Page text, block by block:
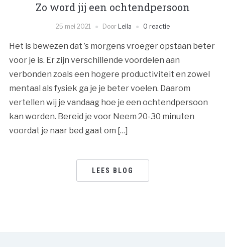
Zo word jij een ochtendpersoon
25 mei 2021 Door Leila 0 reactie
Het is bewezen dat ’s morgens vroeger opstaan beter
voor je is. Er zijn verschillende voordelen aan
verbonden zoals een hogere productiviteit en zowel
mentaal als fysiek ga je je beter voelen. Daarom
vertellen wij je vandaag hoe je een ochtendpersoon
kan worden. Bereid je voor Neem 20-30 minuten
voordat je naar bed gaat om […]
LEES BLOG